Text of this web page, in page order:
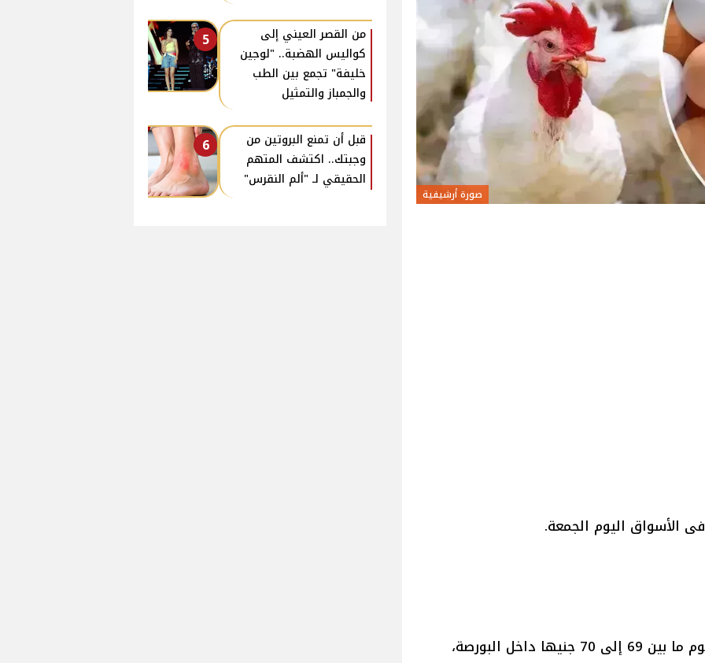
صورة أرشيفية
الأسواق اليوم الجمعة.
استقرت أسعار الدواجن البيضاء اليوم ما بين 69 إلى 70 جنيها داخل البورصة،
5
من القصر العيني إلى
كواليس الهضبة.. "لوجين
خليفة" تجمع بين الطب
والجمباز والتمثيل
6
قبل أن تمنع البروتين من
وجبتك.. اكتشف المتهم
الحقيقي لـ "ألم النقرس"